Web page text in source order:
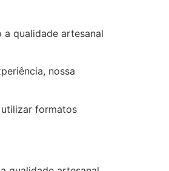
qualidade artesanal
nossa
formatos